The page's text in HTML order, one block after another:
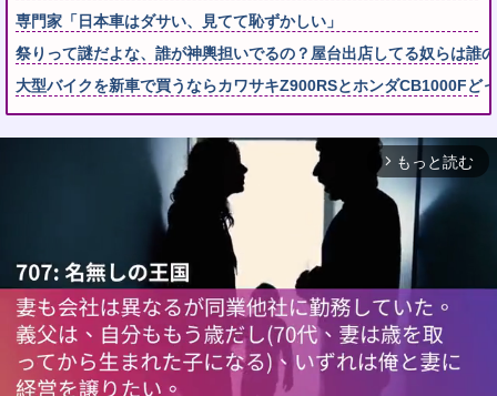
専門家「日本車はダサい、見てて恥ずかしい」
祭りって謎だよな、誰が神輿担いでるの？屋台出店してる奴らは誰
大型バイクを新車で買うならカワサキZ900RSとホンダCB1000Fど
arrow_forward_ios もっと読む